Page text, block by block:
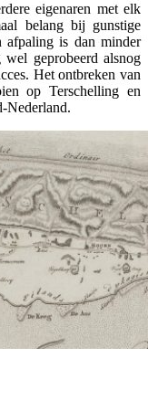
eigenaren met elk
belang bij gunstige
afpaling is dan minder
geprobeerd alsnog
Het ontbreken van
op Terschelling en
Nederland.